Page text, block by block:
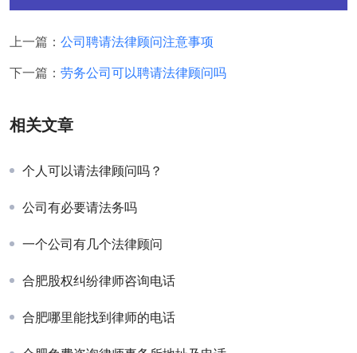
上一篇： 公司聘请法律顾问注意事项
下一篇： 劳务公司可以聘请法律顾问吗
相关文章
个人可以请法律顾问吗？
公司有必要请法务吗
一个公司有几个法律顾问
合肥股权纠纷律师咨询电话
合肥哪里能找到律师的电话